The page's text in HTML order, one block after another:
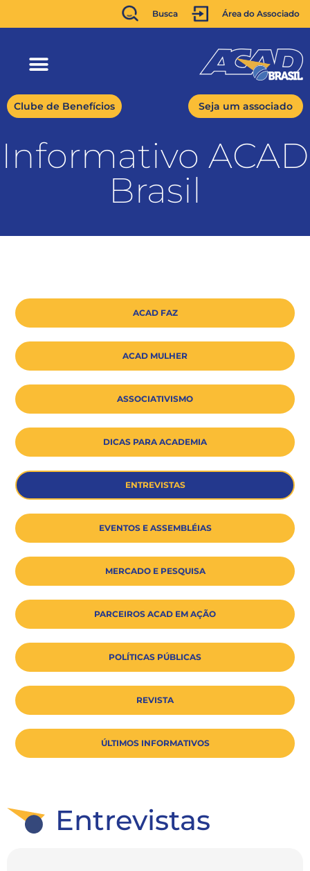
Busca Área do Associado
Clube de Benefícios Seja um associado
Informativo ACAD
Brasil
ACAD FAZ
ACAD MULHER
ASSOCIATIVISMO
DICAS PARA ACADEMIA
ENTREVISTAS
EVENTOS E ASSEMBLÉIAS
MERCADO E PESQUISA
PARCEIROS ACAD EM AÇÃO
POLÍTICAS PÚBLICAS
REVISTA
ÚLTIMOS INFORMATIVOS
Entrevistas